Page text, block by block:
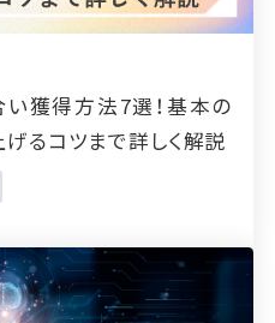
獲得方法7選！基本の
るコツまで詳しく解説